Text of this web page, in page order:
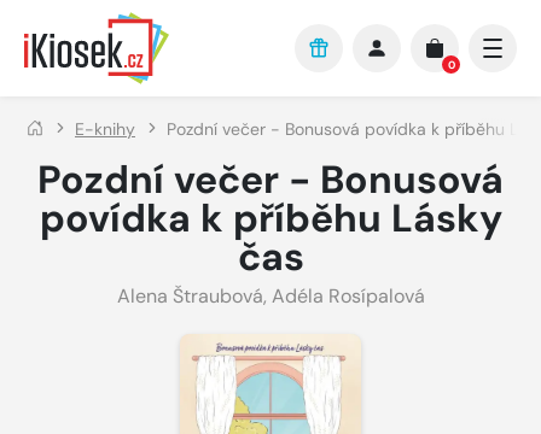
Přejít na hlavní obsah
0
E-knihy Pozdní večer - Bonusová povídka k příběhu
Pozdní večer - Bonusová
povídka k příběhu Lásky
čas
Alena Štraubová, Adéla Rosípalová